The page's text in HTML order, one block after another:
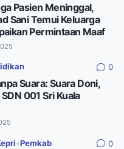
Pasien Meninggal,
Sani Temui Keluarga
Permintaan Maaf
0
Suara: Suara Doni,
001 Sri Kuala
•Pemkab 0